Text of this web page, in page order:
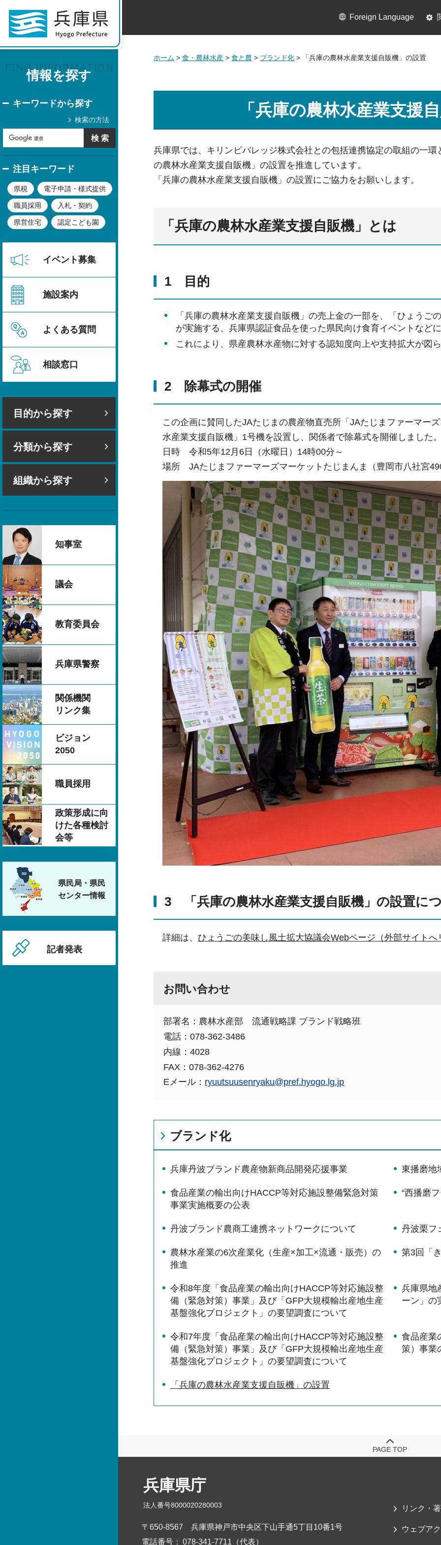
情報を探す
キーワードから探す
検索の方法
注目キーワード
県税 電子申請・様式提供
職員採用 入札・契約
県営住宅 認定こども園
イベント募集
施設案内
よくある質問
相談窓口
目的から探す
分類から探す
組織から探す
知事室
議会
教育委員会
兵庫県警察
関係機関
リンク集
ビジョン
2050
職員採用
政策形成に向
けた各種検討
会等
県民局・県民
センター情報
記者発表
Foreign Language
ホーム > 食・農林水産 > 食と農 > ブランド化 > 「兵庫の農林水産業支援自販機」の設置
「兵庫の農林水産業支援
兵庫県では、キリンビバレッジ株式会社との包括連携協定の取組の一
の農林水産業支援自販機」の設置を推進しています。
「兵庫の農林水産業支援自販機」の設置にご協力をお願いします。
「兵庫の農林水産業支援自販機」とは
1 目的
「兵庫の農林水産業支援自販機」の売上金の一部を、「ひょうご
が実施する、兵庫県認証食品を使った県民向け食育イベントなど
これにより、県産農林水産物に対する認知度向上や支持拡大が図
2 除幕式の開催
この企画に賛同したJAたじまの農産物直売所「JAたじまファーマー
水産業支援自販機」1号機を設置し、関係者で除幕式を開催しました
日時 令和5年12月6日（水曜日）14時00分～
場所 JAたじまファーマーズマーケットたじまんま（豊岡市八社宮
3 「兵庫の農林水産業支援自販機」の設置に
詳細は、 ひょうごの美味し風土拡大協議会Webページ（外部サイトへ
お問い合わせ
部署名：農林水産部 流通戦略課 ブランド戦略班
電話：078-362-3486
内線：4028
FAX：078-362-4276
Eメール： ryuutsuusenryaku@pref.hyogo.lg.jp
ブランド化
兵庫丹波ブランド農産物新商品開発応援事業 東播磨地
食品産業の輸出向けHACCP等対応施設整備緊急対策
事業実施概要の公表
“西播磨
丹波ブランド農商工連携ネットワークについて 丹波栗フ
農林水産業の6次産業化（生産×加工×流通・販売）の
推進
第3回「
令和8年度「食品産業の輸出向けHACCP等対応施設整
備（緊急対策）事業」及び「GFP大規模輸出産地生産
基盤強化プロジェクト」の要望調査について
兵庫県地
ーン」の
令和7年度「食品産業の輸出向けHACCP等対応施設整
備（緊急対策）事業」及び「GFP大規模輸出産地生産
基盤強化プロジェクト」の要望調査について
食品産業
策）事業
「兵庫の農林水産業支援自販機」の設置
PAGE TOP
兵庫県庁
法人番号8000020280003
〒650-8567
兵庫県神戸市中央区下山手通5丁目10番1号
電話番号： 078-341-7711（代表）
リンク・
ウェブア